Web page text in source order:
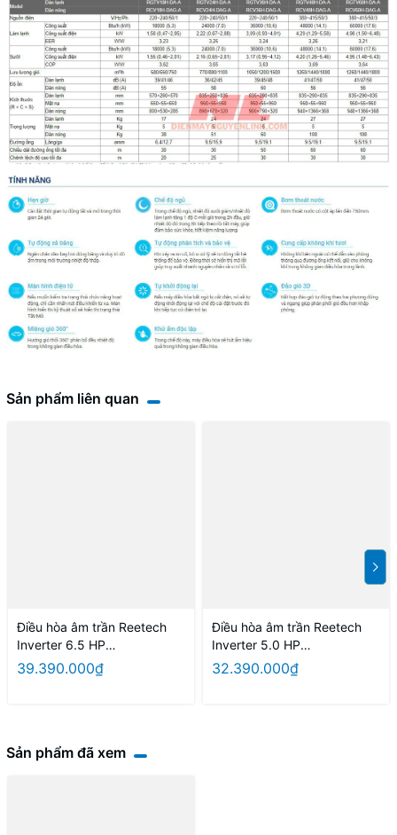
Sản phẩm liên quan
Điều hòa âm trần Reetech
Inverter 6.5 HP
RGTV60/RCV60 (điện 3 pha)
39.390.000₫
Điều hòa âm trần Reetech
Inverter 5.0 HP
RGTV48/RCV48 (điện 3 pha)
32.390.000₫
Sản phẩm đã xem